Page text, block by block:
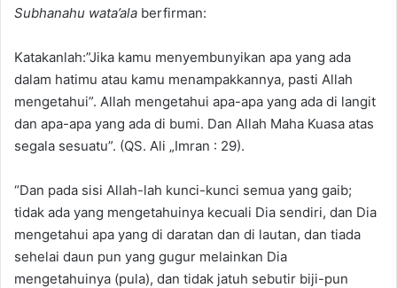
Subhanahu wata’ala berfirman:
Katakanlah:”Jika kamu menyembunyikan apa yang ada
dalam hatimu atau kamu menampakkannya, pasti Allah
mengetahui”. Allah mengetahui apa-apa yang ada di langit
dan apa-apa yang ada di bumi. Dan Allah Maha Kuasa atas
segala sesuatu”. (QS. Ali „Imran : 29).
“Dan pada sisi Allah-lah kunci-kunci semua yang gaib;
tidak ada yang mengetahuinya kecuali Dia sendiri, dan Dia
mengetahui apa yang di daratan dan di lautan, dan tiada
sehelai daun pun yang gugur melainkan Dia
mengetahuinya (pula), dan tidak jatuh sebutir biji-pun